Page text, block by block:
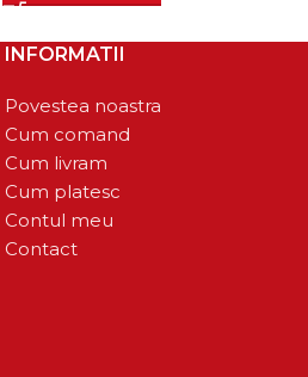
INFORMATII
Povestea noastra
Cum comand
Cum livram
Cum platesc
Contul meu
Contact